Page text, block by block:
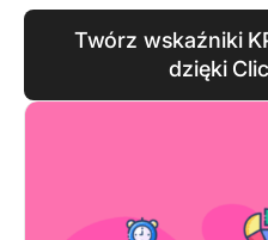
Twórz wskaźniki
dzięki